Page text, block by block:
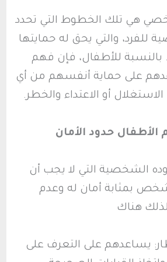
هي تلك الخطوط التي تحدد
للفرد، والتي يحق له حمايتها
بالنسبة للأطفال، فإن فهم
على حماية أنفسهم من أي
أو الاعتداء والخطر.
الأطفال حدود الأمان
الشخصية التي لا يجب أن
بمثابة أمان له وعدم
هناك
يساعدهم على التعرف على